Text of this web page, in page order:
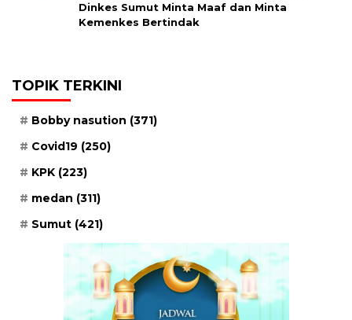
Dinkes Sumut Minta Maaf dan Minta
Kemenkes Bertindak
TOPIK TERKINI
Bobby nasution (371)
Covid19 (250)
KPK (223)
medan (311)
Sumut (421)